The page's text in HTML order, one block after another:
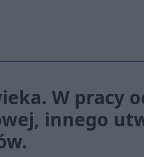
W pra­cy
in­ne­go